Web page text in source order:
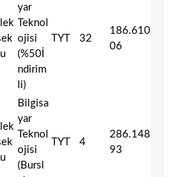
yar
Teknol
ojisi
(%50İ
ndirim
li)
TYT 32
186.610
06
Bilgisa
yar
Teknol
ojisi
(Bursl
TYT 4
286.148
93